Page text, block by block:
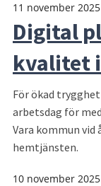
11 november 2025
Digital
kvalitet
För ökad
arbetsdag för
Vara kommun
hemtjänsten.
10 november 2025